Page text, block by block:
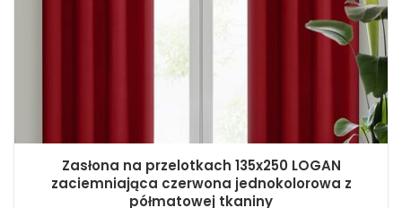
Zasłona na przelotkach 135x250 LOGAN
zaciemniająca czerwona jednokolorowa z
półmatowej tkaniny